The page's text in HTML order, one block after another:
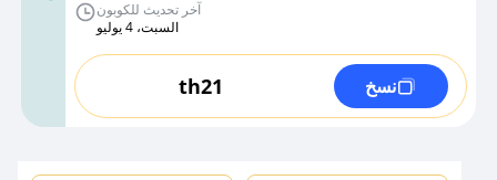
آخر تحديث للكوبون
السبت، 4 يوليو
th21 نسخ